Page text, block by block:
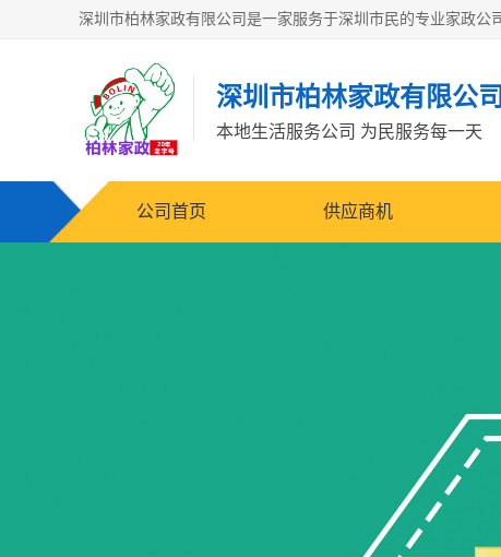
深圳市柏林家政有限公司
本地生活服务公司 为民服务每一天
公司首页 供应商机